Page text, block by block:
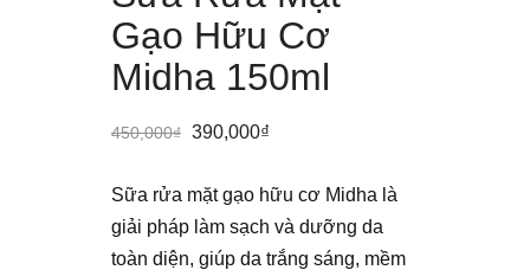
Gạo Hữu Cơ
Midha 150ml
450,000₫ 390,000₫
Sữa rửa mặt gạo hữu cơ Midha là
giải pháp làm sạch và dưỡng da
toàn diện, giúp da trắng sáng, mềm